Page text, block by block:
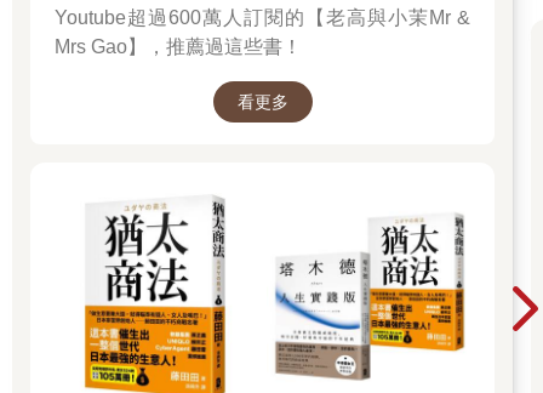
元相當於我學生時期打工約三個小時的錢，當時打工時薪才七十
元。然而，現在領兩百元，真的很少，不勝唏噓。
社會上還有許多需要幫助的讀者朋友，透過一本三百多元的書，
能快速學習我過去十幾年來的心路歷程。
大錯。很榮幸這兩本書都有進入當年度的暢銷排行榜。
現在寫這本書，也是希望讓更多人看到這些文字，至少還有點
光，有點希望，不要等到中年五十幾歲才發現這些簡單道理。
千萬不要以為平穩的生活是穩定的薪資帶來的。
平穩的生活，其實建立在一直進步的個人能力、收入、視野、健
康、資產增值等等。
除非家中有礦，不然，把握年輕時光好好理財，才是可長可久的
Youtube超過600萬人訂閱的【老高與小茉Mr &
Mrs Gao】，推薦過這些書！
看更多